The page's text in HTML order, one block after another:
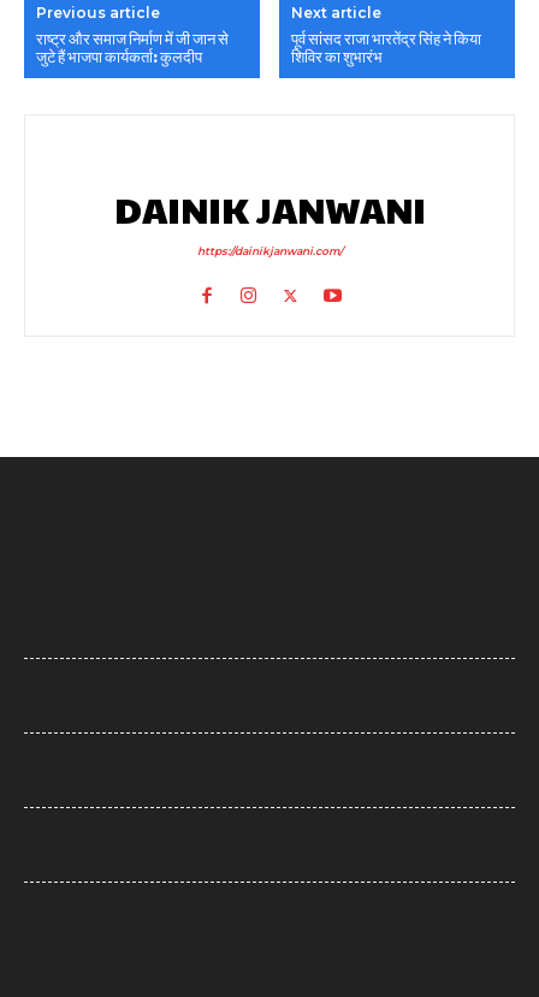
Previous article
राष्ट्र और समाज निर्माण में जी जान से
जुटे हैं भाजपा कार्यकर्ता: कुलदीप
Next article
पूर्व सांसद राजा भारतेंद्र सिंह ने किया
शिविर का शुभारंभ
DAINIK JANWANI
https://dainikjanwani.com/